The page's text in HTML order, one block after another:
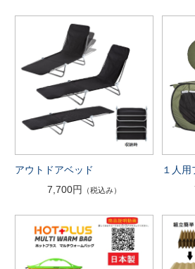
アウトドアベッド
7,700円
（税込み）
１人用